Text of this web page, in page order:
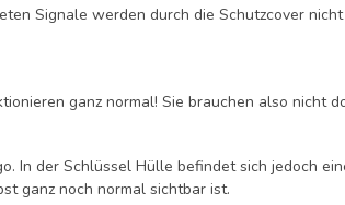
Signale werden durch die Schutzcover
ganz normal! Sie brauchen also nicht
In der Schlüssel Hülle befindet sich jedoch
ganz noch normal sichtbar ist.